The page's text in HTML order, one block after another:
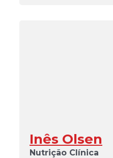
Inês Olsen
Nutrição Clínica